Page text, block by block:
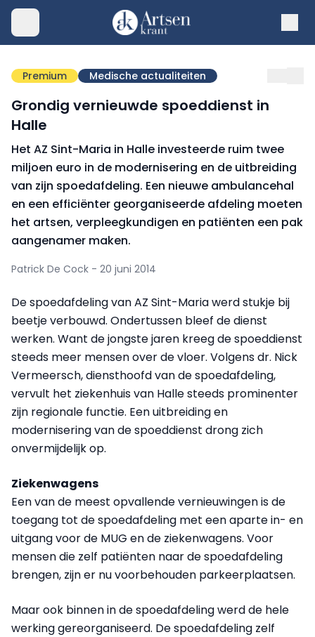
Premium Medische actualiteiten
Grondig vernieuwde spoeddienst in
Halle
Het AZ Sint-Maria in Halle investeerde ruim twee
miljoen euro in de modernisering en de uitbreiding
van zijn spoedafdeling. Een nieuwe ambulancehal
en een efficiënter georganiseerde afdeling moeten
het artsen, verpleegkundigen en patiënten een pak
aangenamer maken.
Patrick De Cock - 20 juni 2014
De spoedafdeling van AZ Sint-Maria werd stukje bij
beetje verbouwd. Ondertussen bleef de dienst
werken. Want de jongste jaren kreeg de spoeddienst
steeds meer mensen over de vloer. Volgens dr. Nick
Vermeersch, diensthoofd van de spoedafdeling,
vervult het ziekenhuis van Halle steeds prominenter
zijn regionale functie. Een uitbreiding en
modernisering van de spoeddienst drong zich
onvermijdelijk op.
Ziekenwagens
Een van de meest opvallende vernieuwingen is de
toegang tot de spoedafdeling met een aparte in- en
uitgang voor de MUG en de ziekenwagens. Voor
mensen die zelf patiënten naar de spoedafdeling
brengen, zijn er nu voorbehouden parkeerplaatsen.
Maar ook binnen in de spoedafdeling werd de hele
werking gereorganiseerd. De spoedafdeling zelf